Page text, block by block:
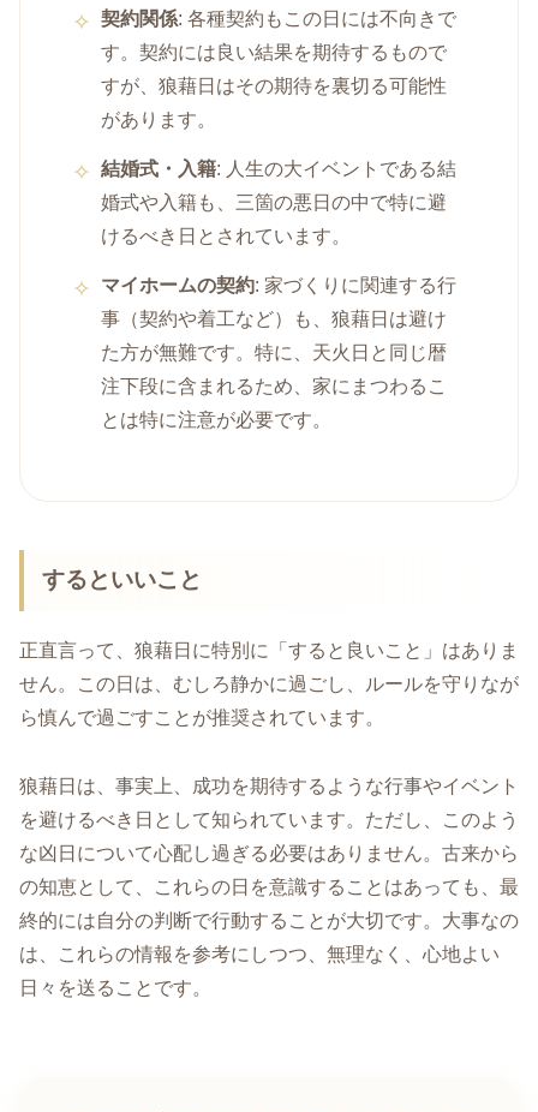
契約関係: 各種契約もこの日には不向きで
す。契約には良い結果を期待するもので
すが、狼藉日はその期待を裏切る可能性
があります。
結婚式・入籍: 人生の大イベントである結
婚式や入籍も、三箇の悪日の中で特に避
けるべき日とされています。
マイホームの契約: 家づくりに関連する行
事（契約や着工など）も、狼藉日は避け
た方が無難です。特に、天火日と同じ暦
注下段に含まれるため、家にまつわるこ
とは特に注意が必要です。
するといいこと
正直言って、狼藉日に特別に「すると良いこと」はありま
せん。この日は、むしろ静かに過ごし、ルールを守りなが
ら慎んで過ごすことが推奨されています。
狼藉日は、事実上、成功を期待するような行事やイベント
を避けるべき日として知られています。ただし、このよう
な凶日について心配し過ぎる必要はありません。古来から
の知恵として、これらの日を意識することはあっても、最
終的には自分の判断で行動することが大切です。大事なの
は、これらの情報を参考にしつつ、無理なく、心地よい
日々を送ることです。